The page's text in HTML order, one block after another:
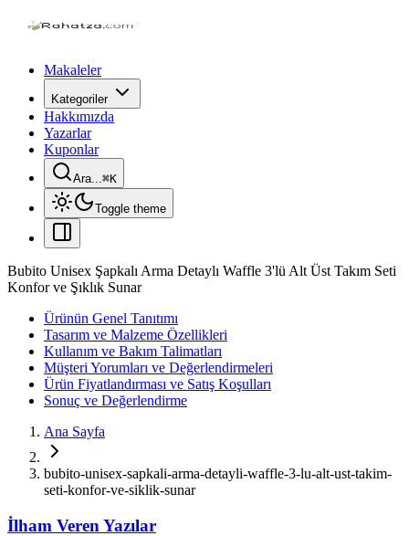
Makaleler
Kategoriler
Hakkımızda
Yazarlar
Kuponlar
Ara...⌘K
Toggle theme
Bubito Unisex Şapkalı Arma Detaylı Waffle 3'lü Alt Üst Takım Seti
Konfor ve Şıklık Sunar
Ürünün Genel Tanıtımı
Tasarım ve Malzeme Özellikleri
Kullanım ve Bakım Talimatları
Müşteri Yorumları ve Değerlendirmeleri
Ürün Fiyatlandırması ve Satış Koşulları
Sonuç ve Değerlendirme
Ana Sayfa
bubito-unisex-sapkali-arma-detayli-waffle-3-lu-alt-ust-takim-
seti-konfor-ve-siklik-sunar
İlham Veren Yazılar